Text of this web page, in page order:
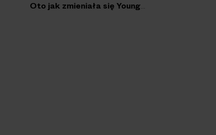
Oto jak zmieniała się Young